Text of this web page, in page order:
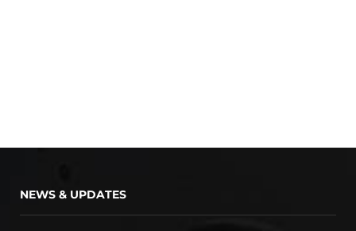
NEWS & UPDATES